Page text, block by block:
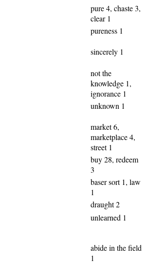
pure 4, chaste 3,
clear 1
pureness 1
sincerely 1
not the
knowledge 1,
ignorance 1
unknown 1
market 6,
marketplace 4,
street 1
buy 28, redeem
3
baser sort 1, law
1
draught 2
unlearned 1
abide in the field
1